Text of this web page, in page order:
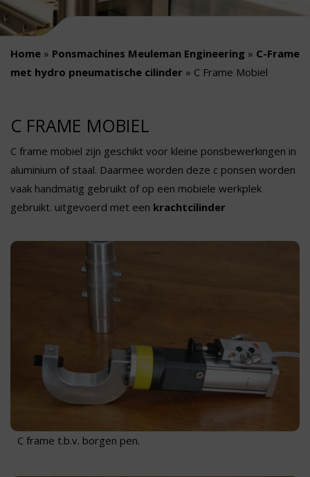
Home » Ponsmachines Meuleman Engineering » C-Frame
met hydro pneumatische cilinder » C Frame Mobiel
C FRAME MOBIEL
C frame mobiel zijn geschikt voor kleine ponsbewerkingen in
aluminium of staal. Daarmee worden deze c ponsen worden
vaak handmatig gebruikt of op een mobiele werkplek
gebruikt. uitgevoerd met een krachtcilinder
C frame t.b.v. borgen pen.